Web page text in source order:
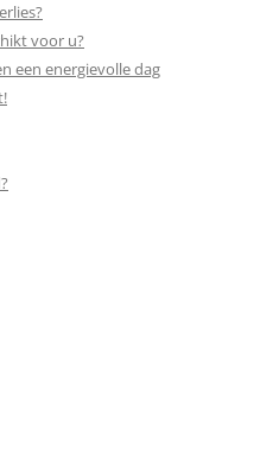
voor u?
een energievolle dag